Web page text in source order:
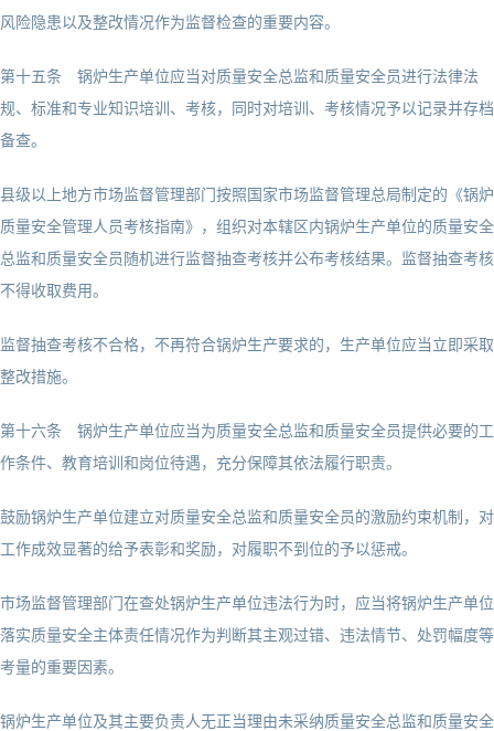
风险隐患以及整改情况作为监督检查的重要内容。
第十五条 锅炉生产单位应当对质量安全总监和质量安全员进行法律法
规、标准和专业知识培训、考核，同时对培训、考核情况予以记录并存档
备查。
县级以上地方市场监督管理部门按照国家市场监督管理总局制定的《锅炉
质量安全管理人员考核指南》，组织对本辖区内锅炉生产单位的质量安全
总监和质量安全员随机进行监督抽查考核并公布考核结果。监督抽查考核
不得收取费用。
监督抽查考核不合格，不再符合锅炉生产要求的，生产单位应当立即采取
整改措施。
第十六条 锅炉生产单位应当为质量安全总监和质量安全员提供必要的工
作条件、教育培训和岗位待遇，充分保障其依法履行职责。
鼓励锅炉生产单位建立对质量安全总监和质量安全员的激励约束机制，对
工作成效显著的给予表彰和奖励，对履职不到位的予以惩戒。
市场监督管理部门在查处锅炉生产单位违法行为时，应当将锅炉生产单位
落实质量安全主体责任情况作为判断其主观过错、违法情节、处罚幅度等
考量的重要因素。
锅炉生产单位及其主要负责人无正当理由未采纳质量安全总监和质量安全